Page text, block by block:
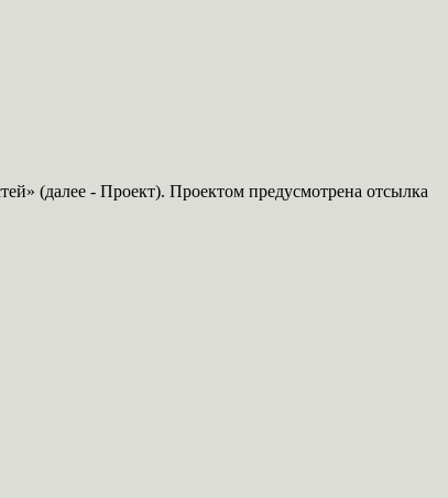
(далее - Проект). Проектом предусмотрена отсылка